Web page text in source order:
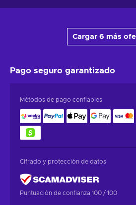
Cargar 6 más
Pago seguro garantizado
Métodos de pago confiables
Cifrado y protección de datos
Puntuación de confianza 100 / 100